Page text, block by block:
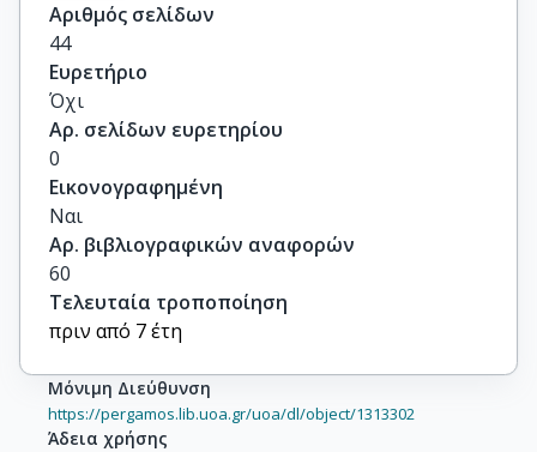
Αριθμός σελίδων
44
Ευρετήριο
Όχι
Αρ. σελίδων ευρετηρίου
0
Εικονογραφημένη
Ναι
Αρ. βιβλιογραφικών αναφορών
60
Τελευταία τροποποίηση
πριν από 7 έτη
Μόνιμη Διεύθυνση
https://pergamos.lib.uoa.gr/uoa/dl/object/1313302
Άδεια χρήσης